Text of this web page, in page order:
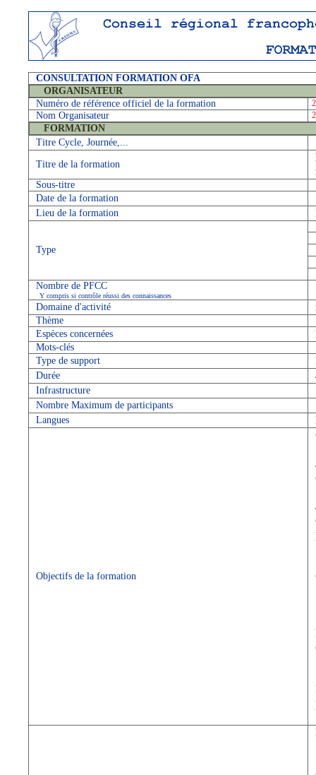
CONSULTATION FORMATION OFA
ORGANISATEUR
Numéro de référence officiel de la formation
Nom Organisateur
FORMATION
Titre Cycle, Journée,...
Titre de la formation
Sous-titre
Date de la formation
Lieu de la formation
Type
Nombre de PFCC
Y compris si contrôle réussi des connaissances
Domaine d'activité
Thème
Espèces concernées
Mots-clés
Type de support
Durée
Infrastructure
Nombre Maximum de participants
Langues
Objectifs de la formation